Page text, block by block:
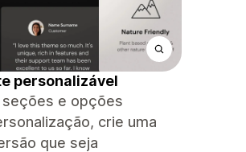
personalizável
e opções
crie uma
que seja